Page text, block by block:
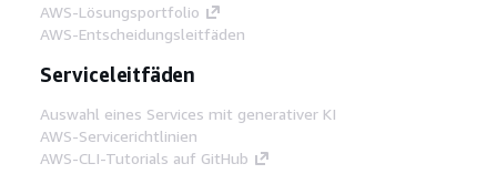
AWS-Lösungsportfolio
AWS-Entscheidungsleitfäden
Serviceleitfäden
Auswahl eines Services mit generativer KI
AWS-Servicerichtlinien
AWS-CLI-Tutorials auf GitHub